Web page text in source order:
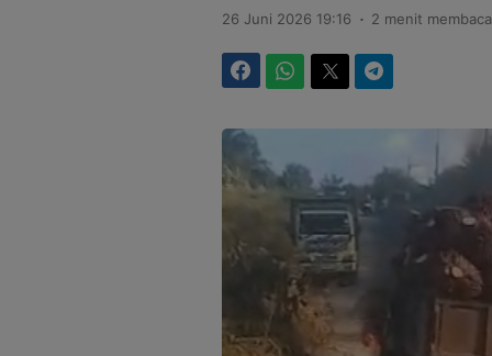
26 Juni 2026 19:16 . 2 menit membaca